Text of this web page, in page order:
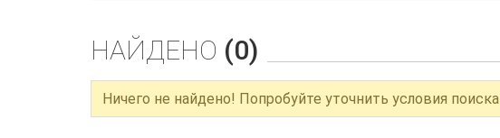
НАЙДЕНО (0)
Ничего не найдено! Попробуйте уточнить условия поиска